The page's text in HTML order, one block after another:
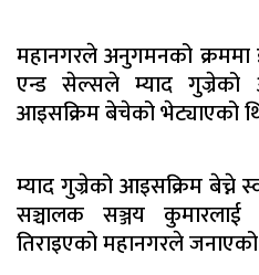
महानगरले अनुगमनको क्रममा
एन्ड सेल्सले म्याद
आइसक्रिम बेचेको भेट्याएको
म्याद गुज्रेको आइसक्रिम बेच्ने
सञ्चालक सञ्जय
तिराइएको महानगरले